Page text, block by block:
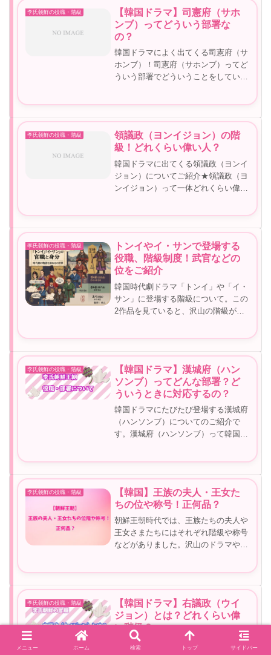
李氏朝鮮の役職・階級
【韓国ドラマ】司憲府（サホ
ンブ）ってどういう部署な
の？
韓国ドラマによく出てくる司憲府（サ
ホンブ）！司憲府（サホンブ）ってど
ういう部署でどういうことをしている
マ】司憲府（サホンブ）ってどういう
部...
李氏朝鮮の役職・階級
領議政（ヨンイジョン）の階
級！どれくらい偉い人？
韓国ドラマに出てくる領議政（ヨンイ
ジョン）についてご紹介★領議政（ヨ
ンイジョン）って一体どれくらい偉い
になりますね。領議政（ヨンイジョ
ン）...
李氏朝鮮の役職・階級
トンイやイ・サンで登場する
役職、階級制度！武官などの
位をご紹介
韓国時代劇ドラマ「トンイ」や「イ・
サン」に登場する階級について。この
2作品を見ていると、沢山の階級がで
だかちょっと悪い意味ではなく、くす
っ...
李氏朝鮮の役職・階級
【韓国ドラマ】漢城府（ハン
ソンブ）ってどんな部署？ど
ういうときに対応するの？
韓国ドラマにたびたび登場する漢城府
（ハンソンブ）についてのご紹介で
す。漢城府（ハンソンブ）って韓国ド
（ハンソンブ）について詳しくご紹介
してい...
李氏朝鮮の役職・階級
【韓国】王族の夫人・王女た
ちの位や称号！正何品？
朝鮮王朝時代では、王族たちの夫人や
王女さまたちにはそれぞれ階級や称号
などがありました。沢山のドラマや資
と思います。昔の時代の階級など訳が
分...
李氏朝鮮の役職・階級
【韓国ドラマ】右議政（ウイ
ジョン）とは？どれくらい偉
い階級？
韓国ドラマによくでてくる右議政（ウ
メニュー ホーム 検索 トップ サイドバー